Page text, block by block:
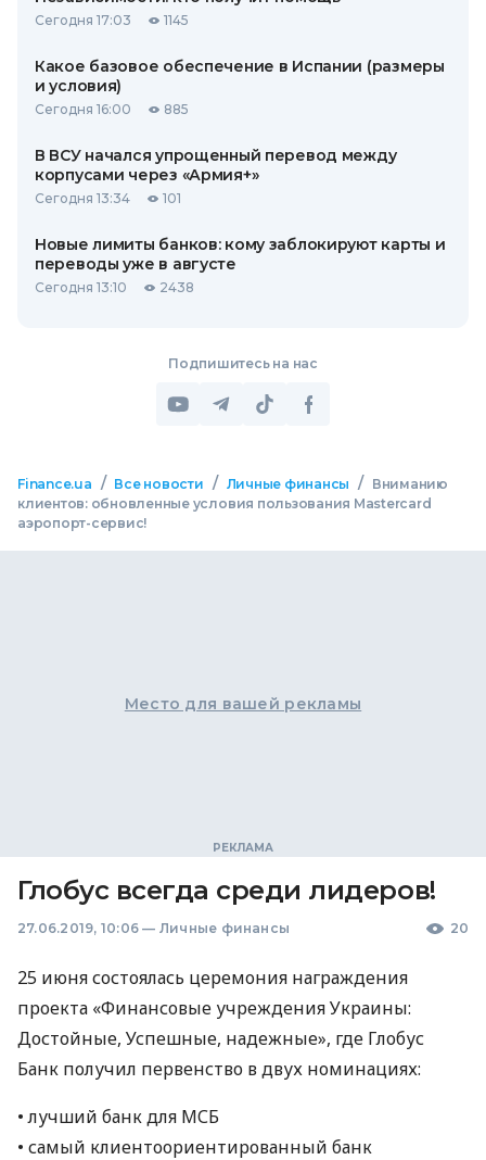
Сегодня 17:03 1145
Какое базовое обеспечение в Испании (размеры
и условия)
Сегодня 16:00 885
В ВСУ начался упрощенный перевод между
корпусами через «Армия+»
Сегодня 13:34 101
Новые лимиты банков: кому заблокируют карты и
переводы уже в августе
Сегодня 13:10 2438
Подпишитесь на нас
Finance.ua / Все новости / Личные финансы /
Вниманию
клиентов: обновленные условия пользования Mastercard
аэропорт-сервис!
Место для вашей рекламы
Глобус всегда среди лидеров!
27.06.2019, 10:06 — Личные финансы 20
25 июня состоялась церемония награждения
проекта «Финансовые учреждения Украины:
Достойные, Успешные, надежные», где Глобус
Банк получил первенство в двух номинациях:
• лучший банк для МСБ
• самый клиентоориентированный банк